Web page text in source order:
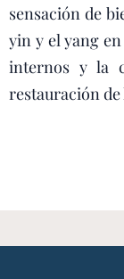
sensación de
yin y el yang
internos y la
restauración de